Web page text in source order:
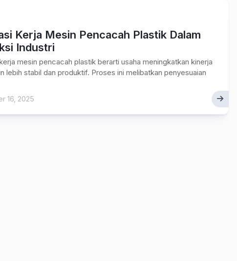
Kerja Mesin Pencacah Plastik Dalam
Industri
mesin pencacah plastik berarti usaha meningkatkan kinerja
lebih stabil dan produktif. Proses ini melibatkan penyesuaian
16, 2025